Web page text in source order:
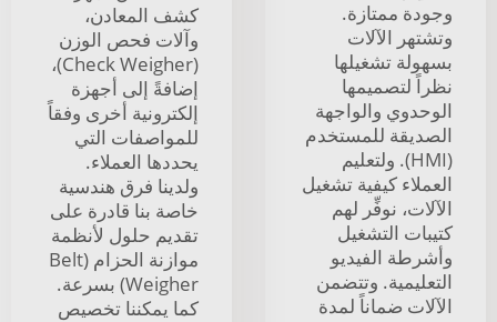
وجودة ممتازة.
وتشتهر الآلات
بسهولة تشغيلها
نظراً لتصميمها
الوحدوي والواجهة
الصديقة للمستخدم
(HMI). ولتعليم
العملاء كيفية تشغيل
الآلات، نوفِّر لهم
كتيبات التشغيل
وأشرطة الفيديو
التعليمية. وتتضمن
الآلات ضماناً لمدة
كشف المعادن،
وآلات فحص الوزن
(Check Weigher)،
إضافةً إلى أجهزة
إلكترونية أخرى وفقاً
للمواصفات التي
يحددها العملاء.
ولدينا فرق هندسية
خاصة بنا قادرة على
تقديم حلول لأنظمة
موازنة الحزام (Belt
Weigher) بسرعة.
كما يمكننا تخصيص